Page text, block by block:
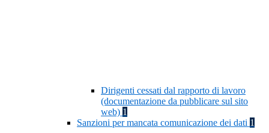
Dirigenti cessati dal rapporto di lavoro
(documentazione da pubblicare sul sito
web) 1
Sanzioni per mancata comunicazione dei dati 1